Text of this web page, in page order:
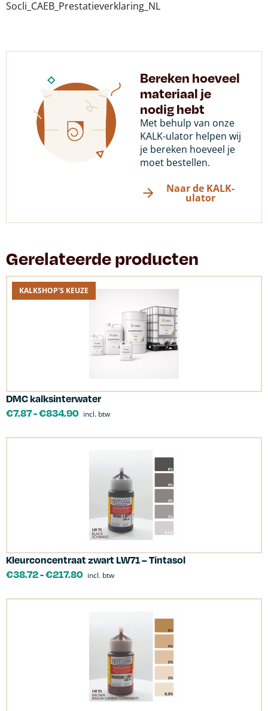
Socli_CAEB_Prestatieverklaring_NL
Bereken hoeveel
materiaal je
nodig hebt
Met behulp van onze
KALK-ulator helpen wij
je bereken hoeveel je
moet bestellen.
Naar de KALK-
ulator
Gerelateerde producten
KALKSHOP'S KEUZE
DMC kalksinterwater
€7.87-€834.90 incl. btw
Kleurconcentraat zwart LW71 – Tintasol
€38.72-€217.80 incl. btw